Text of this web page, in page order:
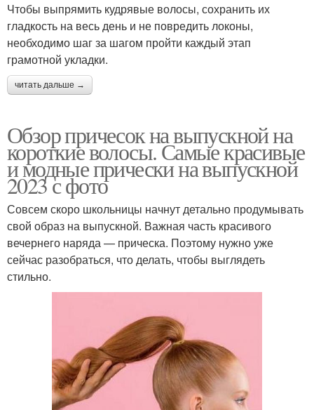
Чтобы выпрямить кудрявые волосы, сохранить их
гладкость на весь день и не повредить локоны,
необходимо шаг за шагом пройти каждый этап
грамотной укладки.
читать дальше →
Обзор причесок на выпускной на
короткие волосы. Самые красивые
и модные прически на выпускной
2023 с фото
Совсем скоро школьницы начнут детально продумывать
свой образ на выпускной. Важная часть красивого
вечернего наряда — прическа. Поэтому нужно уже
сейчас разобраться, что делать, чтобы выглядеть
стильно.